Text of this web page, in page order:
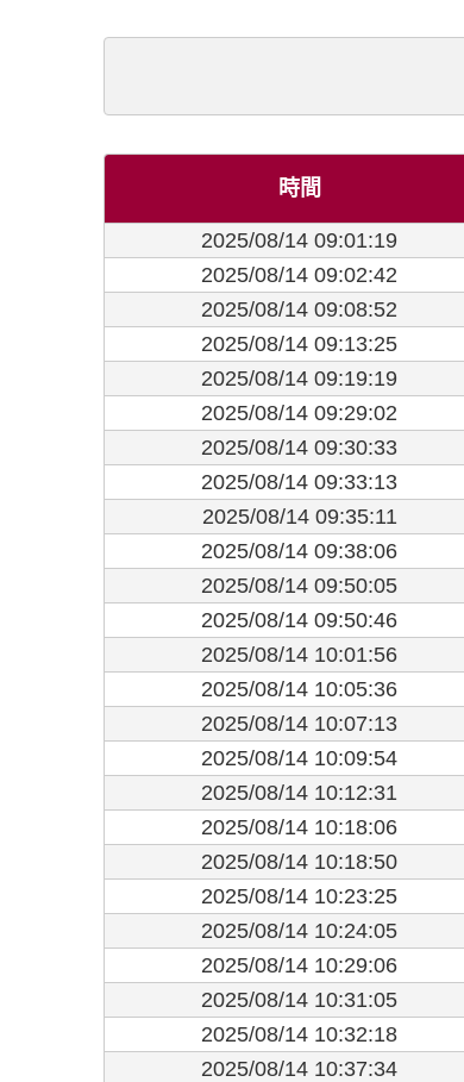
時間
2025/08/14 09:01:19
2025/08/14 09:02:42
2025/08/14 09:08:52
2025/08/14 09:13:25
2025/08/14 09:19:19
2025/08/14 09:29:02
2025/08/14 09:30:33
2025/08/14 09:33:13
2025/08/14 09:35:11
2025/08/14 09:38:06
2025/08/14 09:50:05
2025/08/14 09:50:46
2025/08/14 10:01:56
2025/08/14 10:05:36
2025/08/14 10:07:13
2025/08/14 10:09:54
2025/08/14 10:12:31
2025/08/14 10:18:06
2025/08/14 10:18:50
2025/08/14 10:23:25
2025/08/14 10:24:05
2025/08/14 10:29:06
2025/08/14 10:31:05
2025/08/14 10:32:18
2025/08/14 10:37:34